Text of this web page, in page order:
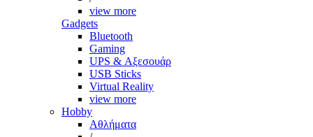
view more
Gadgets
Bluetooth
Gaming
UPS & Αξεσουάρ
USB Sticks
Virtual Reality
view more
Hobby
Αθλήματα